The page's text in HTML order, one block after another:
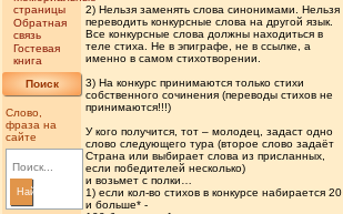
страницы
Обратная
связь
Гостевая
книга
Поиск
Слово,
фраза на
сайте
Найти
2) Нельзя заменять слова синонимами. Нельзя
переводить конкурсные слова на другой язык.
Все конкурсные слова должны находиться в
теле стиха. Не в эпиграфе, не в ссылке, а
именно в самом стихотворении.
3) На конкурс принимаются только стихи
собственного сочинения (переводы стихов не
принимаются!!!)
У кого получится, тот – молодец, задаст одно
слово следующего тура (второе слово задаёт
Страна или выбирает слова из присланных,
если победителей несколько)
и возьмет с полки…
1) если кол-во стихов в конкурсе набирается 20
и больше* -